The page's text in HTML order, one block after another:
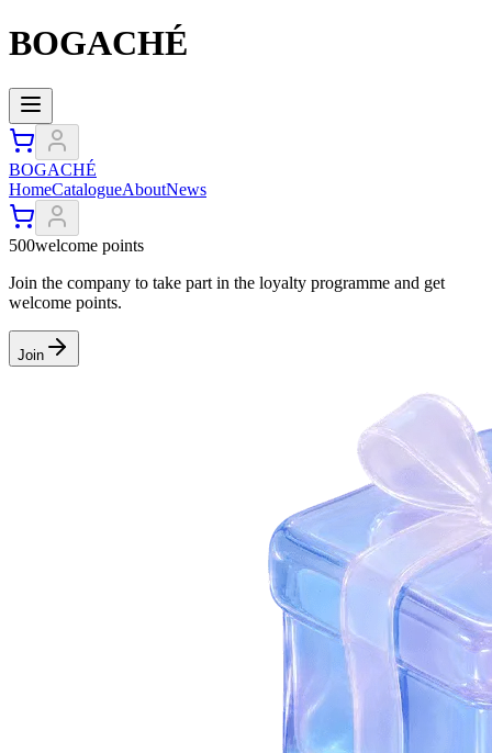
BOGACHÉ
BOGACHÉ
HomeCatalogueAboutNews
500welcome points
Join the company to take part in the loyalty programme and get
welcome points.
Join